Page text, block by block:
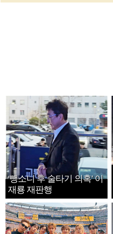
‘뺑소니 후 술타기 의혹’ 이
재룡 재판행